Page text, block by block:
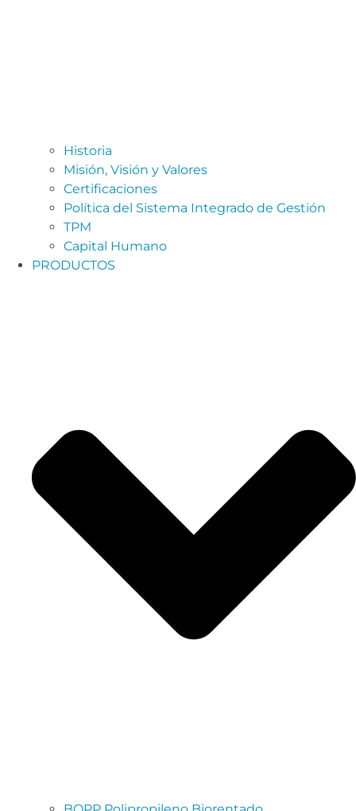
Historia
Misión, Visión y Valores
Certificaciones
Política del Sistema Integrado de Gestión
TPM
Capital Humano
PRODUCTOS